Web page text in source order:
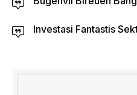
Investasi Fantastis